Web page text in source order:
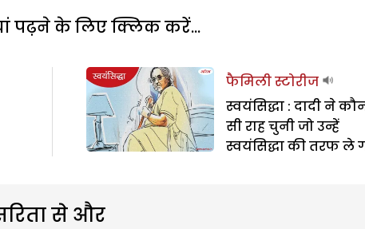
पढ़ने के लिए क्लिक करें...
फैमिली स्टोरीज
स्वयंसिद्धा : दादी ने
सी राह चुनी जो उन्हें
स्वयंसिद्धा की तरफ ले
से और